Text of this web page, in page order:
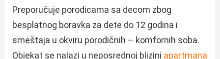
Preporučuje porodicama sa decom zbog
besplatnog boravka za dete do 12 godina i
smeštaja u okviru porodičnih – komfornih soba.
Objekat se nalazi u neposrednoj blizini apartmana